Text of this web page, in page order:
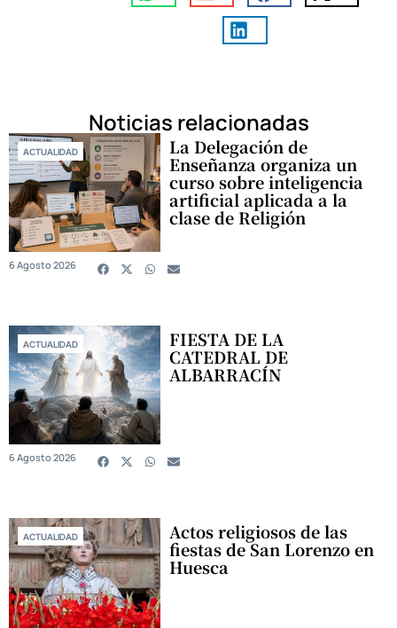
Noticias relacionadas
ACTUALIDAD La Delegación de
Enseñanza organiza un
curso sobre inteligencia
artificial aplicada a la
clase de Religión
6 Agosto 2026
ACTUALIDAD FIESTA DE LA
CATEDRAL DE
ALBARRACÍN
6 Agosto 2026
ACTUALIDAD Actos religiosos de las
fiestas de San Lorenzo en
Huesca